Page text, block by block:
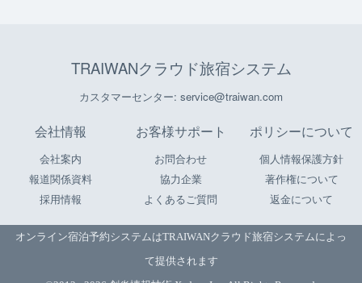
TRAIWANクラウド旅宿システム
カスタマーセンター: service@traiwan.com
会社情報
会社案内
報道関係資料
採用情報
お客様サポート
お問合わせ
協力企業
よくあるご質問
ポリシーについて
個人情報保護方針
著作権について
返金について
オンライン宿泊予約システムはTRAIWANクラウド旅宿システムによっ
て提供されます